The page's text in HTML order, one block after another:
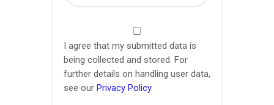
I agree that my submitted data is
being collected and stored. For
further details on handling user data,
see our Privacy Policy.